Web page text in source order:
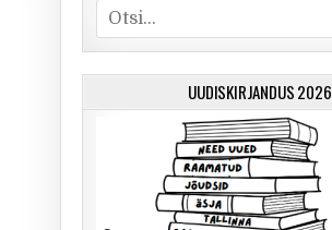
Otsi
UUDISKIRJANDUS 2026